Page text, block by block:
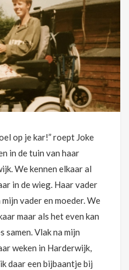
op je kar!” roept Joke
in de tuin van haar
We kennen elkaar al
in de wieg. Haar vader
vader en moeder. We
maar als het even kan
samen. Vlak na mijn
weken in Harderwijk,
daar een bijbaantje bij